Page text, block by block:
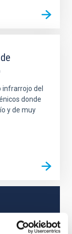
infrarrojo del
donde
y de muy